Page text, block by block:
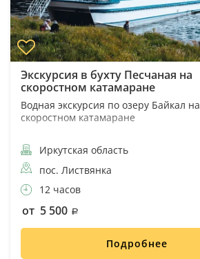
Экскурсия в бухту Песчаная на
скоростном катамаране
Водная экскурсия по озеру Байкал на
скоростном катамаране
Иркутская область
пос. Листвянка
12 часов
от 5 500
Подробнее